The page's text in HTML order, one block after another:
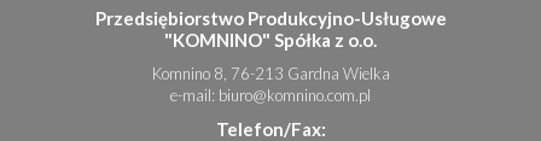
Przedsiębiorstwo Produkcyjno-Usługowe
"KOMNINO" Spółka z o.o.
Komnino 8, 76-213 Gardna Wielka
e-mail: biuro@komnino.com.pl
Telefon/Fax: